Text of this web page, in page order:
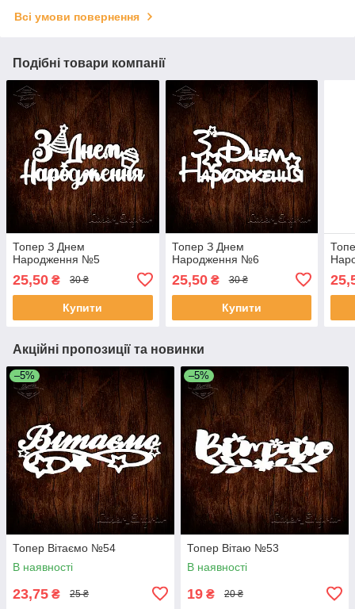
Всі умови повернення
Подібні товари компанії
Топер З Днем
Народження №5
25,50 ₴ 30 ₴
Купити
Топер З Днем
Народження №6
25,50₴ 30 ₴
Купити
Акційні пропозиції та новинки
–5%
Топер Вітаємо №54
В наявності
23,75 ₴ 25 ₴
–5%
Топер Вітаю №53
В наявності
19 ₴ 20 ₴